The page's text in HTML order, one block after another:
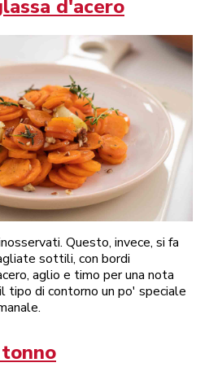
d'acero
Questo, invece, si fa
sottili, con bordi
aglio e timo per una nota
tipo di contorno un po' speciale